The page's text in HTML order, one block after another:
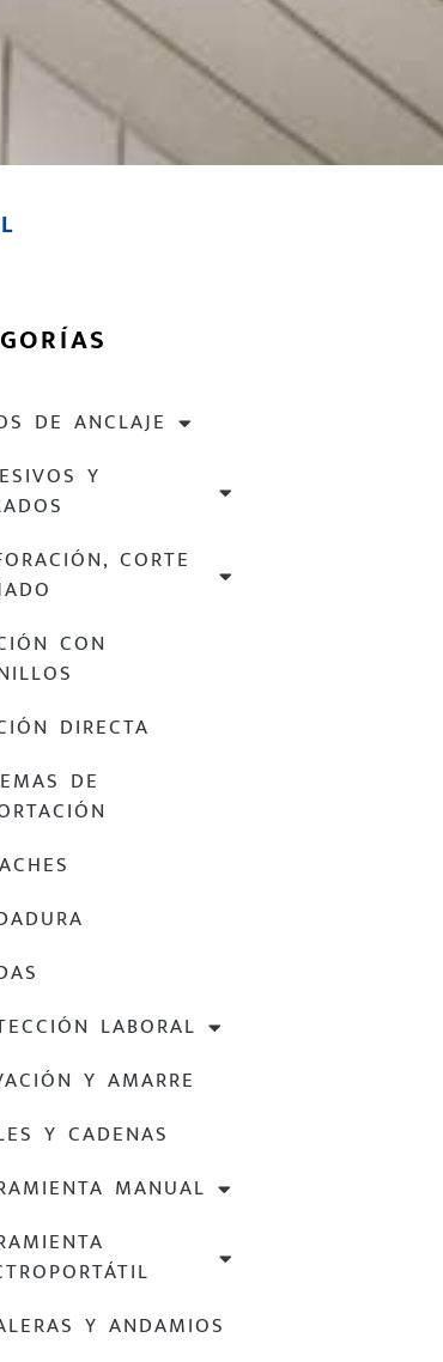
DE ANCLAJE
Y
CORTE
CON
DIRECTA
DE
LABORAL
Y AMARRE
Y CADENAS
MANUAL
Y ANDAMIOS